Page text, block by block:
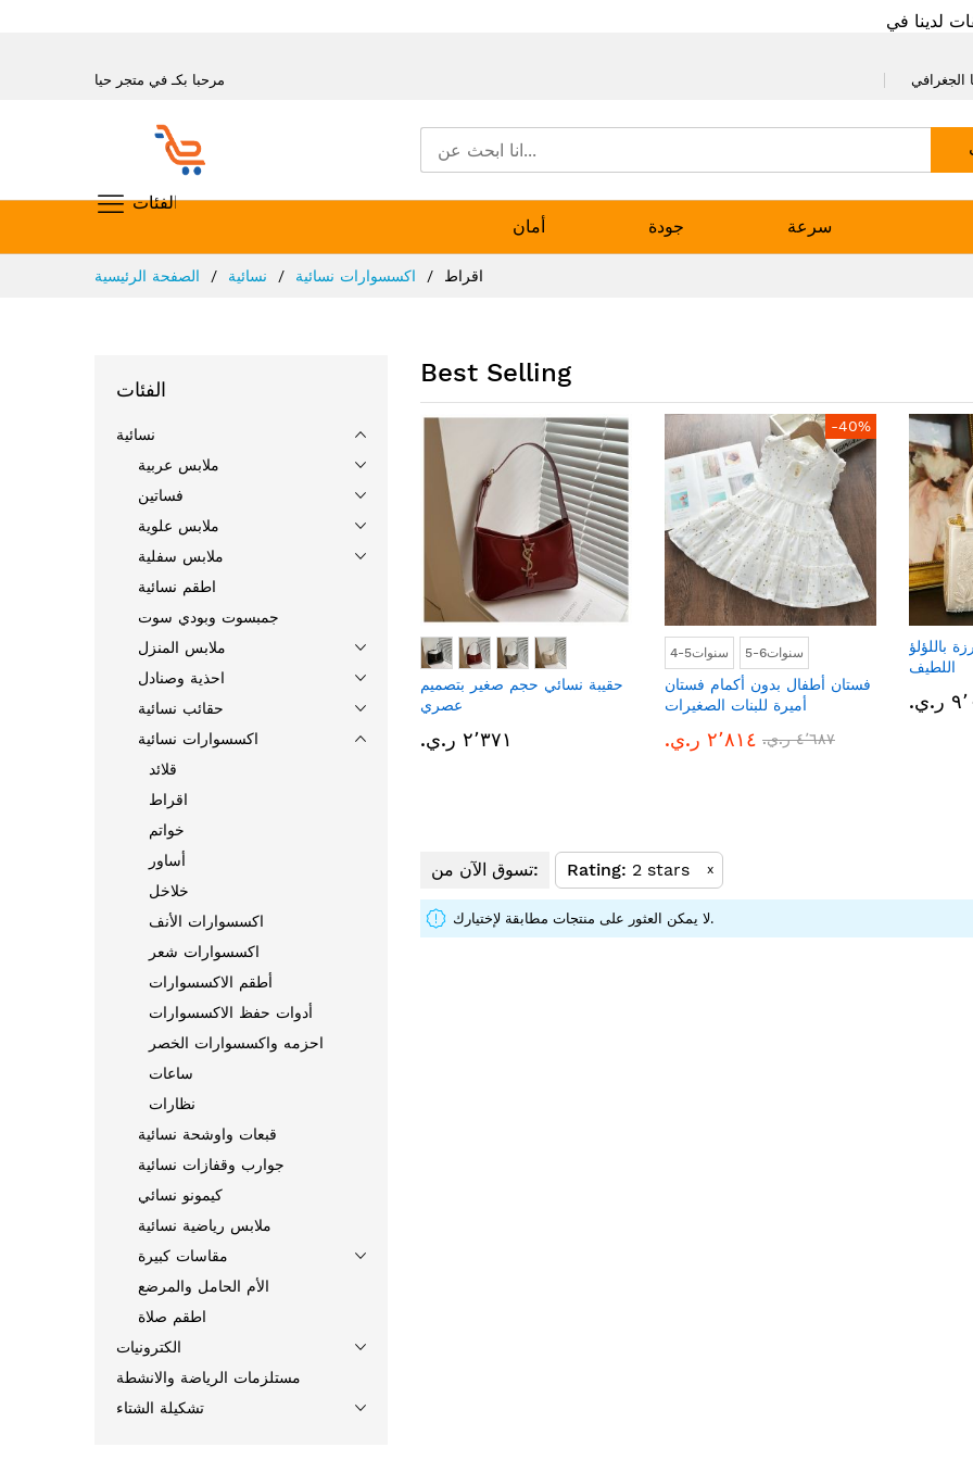
لدينا في
مرحبا بكـ في متجر حيا الجغرافي
تسوق حسب الفئات
أمان جودة سرعة
اقراط
Best Selling
حقيبة نسائي حجم صغير بتصميم
عصري
٢٬٣٧١ ر.ي.‏
-40%
4-5سنوات 5-6سنوات
فستان أطفال بدون أكمام فستان
أميرة للبنات الصغيرات
٢٬٨١٤ ر.ي.‏ ٤٬٦٨٧ ر.ي.‏
باللؤلؤ
اللطيف
تسوق الآن من: Rating 2 stars x
لا يمكن العثور على منتجات مطابقة لإختيارك.
الفئات
نسائية
ملابس عربية
فساتين
ملابس علوية
ملابس سفلية
اطقم نسائية
جمبسوت وبودي سوت
ملابس المنزل
احذية وصنادل
حقائب نسائية
اكسسوارات نسائية
قلائد
اقراط
خواتم
أساور
خلاخل
اكسسوارات الأنف
اكسسوارات شعر
أطقم الاكسسوارات
أدوات حفظ الاكسسوارات
احزمه واكسسوارات الخصر
ساعات
نظارات
قبعات واوشحة نسائية
جوارب وقفازات نسائية
كيمونو نسائي
ملابس رياضية نسائية
مقاسات كبيرة
الأم الحامل والمرضع
اطقم صلاة
الكترونيات
مستلزمات الرياضة والانشطة
تشكيلة الشتاء